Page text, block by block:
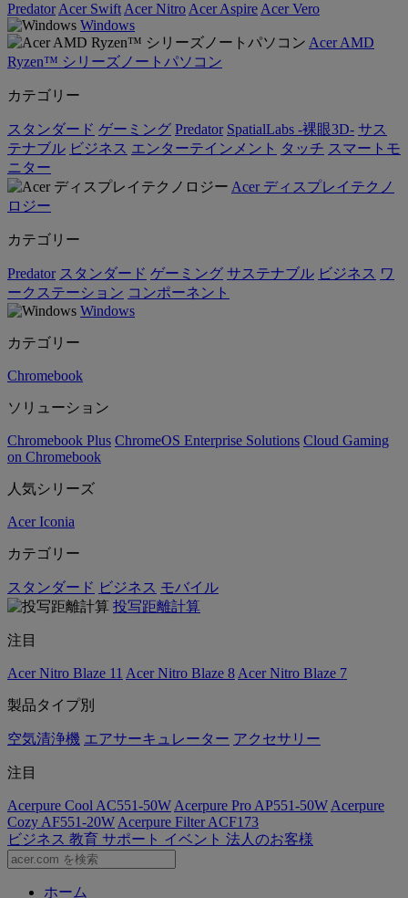
Predator Acer Swift Acer Nitro Acer Aspire Acer Vero
Windows
Acer AMD
Ryzen™ シリーズノートパソコン
カテゴリー
スタンダード ゲーミング Predator SpatialLabs -裸眼3D- サス
テナブル ビジネス エンターテインメント タッチ スマートモ
ニター
Acer ディスプレイテクノ
ロジー
カテゴリー
Predator スタンダード ゲーミング サステナブル ビジネス ワ
ークステーション コンポーネント
Windows
カテゴリー
Chromebook
ソリューション
Chromebook Plus ChromeOS Enterprise Solutions Cloud Gaming
on Chromebook
人気シリーズ
Acer Iconia
カテゴリー
スタンダード ビジネス モバイル
投写距離計算
注目
Acer Nitro Blaze 11 Acer Nitro Blaze 8 Acer Nitro Blaze 7
製品タイプ別
空気清浄機 エアサーキュレーター アクセサリー
注目
Acerpure Cool AC551-50W Acerpure Pro AP551-50W Acerpure
Cozy AF551-20W Acerpure Filter ACF173
ビジネス 教育 サポート イベント 法人のお客様
ホーム